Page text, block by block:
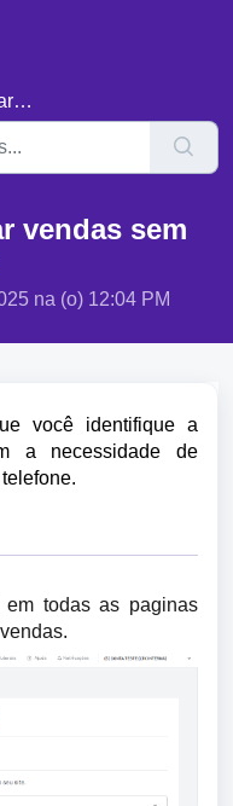
vendas sem
na (o) 12:04 PM
você identifique a
a necessidade de
todas as paginas